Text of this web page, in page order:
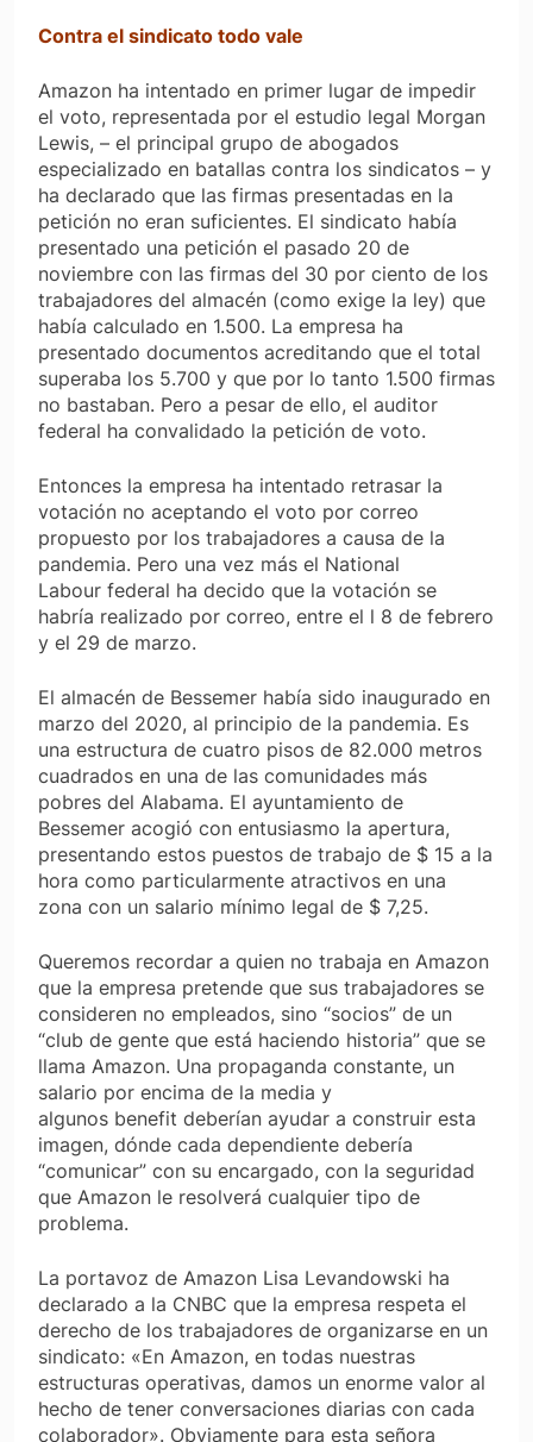
Contra el sindicato todo vale
Amazon ha intentado en primer lugar de impedir
el voto, representada por el estudio legal Morgan
Lewis, – el principal grupo de abogados
especializado en batallas contra los sindicatos – y
ha declarado que las firmas presentadas en la
petición no eran suficientes. El sindicato había
presentado una petición el pasado 20 de
noviembre con las firmas del 30 por ciento de los
trabajadores del almacén (como exige la ley) que
había calculado en 1.500. La empresa ha
presentado documentos acreditando que el total
superaba los 5.700 y que por lo tanto 1.500 firmas
no bastaban. Pero a pesar de ello, el auditor
federal ha convalidado la petición de voto.
Entonces la empresa ha intentado retrasar la
votación no aceptando el voto por correo
propuesto por los trabajadores a causa de la
pandemia. Pero una vez más el National
Labour federal ha decido que la votación se
habría realizado por correo, entre el l 8 de febrero
y el 29 de marzo.
El almacén de Bessemer había sido inaugurado en
marzo del 2020, al principio de la pandemia. Es
una estructura de cuatro pisos de 82.000 metros
cuadrados en una de las comunidades más
pobres del Alabama. El ayuntamiento de
Bessemer acogió con entusiasmo la apertura,
presentando estos puestos de trabajo de $ 15 a la
hora como particularmente atractivos en una
zona con un salario mínimo legal de $ 7,25.
Queremos recordar a quien no trabaja en Amazon
que la empresa pretende que sus trabajadores se
consideren no empleados, sino “socios” de un
“club de gente que está haciendo historia” que se
llama Amazon. Una propaganda constante, un
salario por encima de la media y
algunos benefit deberían ayudar a construir esta
imagen, dónde cada dependiente debería
“comunicar” con su encargado, con la seguridad
que Amazon le resolverá cualquier tipo de
problema.
La portavoz de Amazon Lisa Levandowski ha
declarado a la CNBC que la empresa respeta el
derecho de los trabajadores de organizarse en un
sindicato: «En Amazon, en todas nuestras
estructuras operativas, damos un enorme valor al
hecho de tener conversaciones diarias con cada
colaborador». Obviamente para esta señora